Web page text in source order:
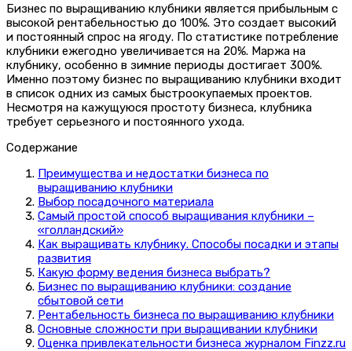
Бизнес по выращиванию клубники является прибыльным с
высокой рентабельностью до 100%. Это создает высокий
и постоянный спрос на ягоду. По статистике потребление
клубники ежегодно увеличивается на 20%. Маржа на
клубнику, особенно в зимние периоды достигает 300%.
Именно поэтому бизнес по выращиванию клубники входит
в список одних из самых быстроокупаемых проектов.
Несмотря на кажущуюся простоту бизнеса, клубника
требует серьезного и постоянного ухода.
Содержание
Преимущества и недостатки бизнеса по
выращиванию клубники
Выбор посадочного материала
Самый простой способ выращивания клубники –
«голландский»
Как выращивать клубнику. Способы посадки и этапы
развития
Какую форму ведения бизнеса выбрать?
Бизнес по выращиванию клубники: создание
сбытовой сети
Рентабельность бизнеса по выращиванию клубники
Основные сложности при выращивании клубники
Оценка привлекательности бизнеса журналом Finzz.ru